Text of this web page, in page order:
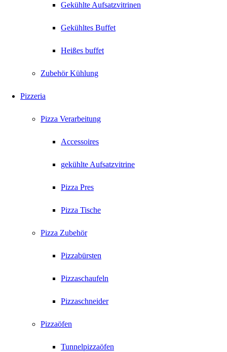
Gekühlte Aufsatzvitrinen
Gekühltes Buffet
Heißes buffet
Zubehör Kühlung
Pizzeria
Pizza Verarbeitung
Accessoires
gekühlte Aufsatzvitrine
Pizza Pres
Pizza Tische
Pizza Zubehör
Pizzabürsten
Pizzaschaufeln
Pizzaschneider
Pizzaöfen
Tunnelpizzaöfen